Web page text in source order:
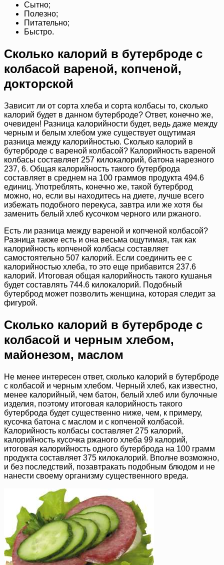
Сытно;
Полезно;
Питательно;
Быстро.
Сколько калорий в бутерброде с
колбасой вареной, копченой,
докторской
Зависит ли от сорта хлеба и сорта колбасы то, сколько
калорий будет в данном бутерброде? Ответ, конечно же,
очевиден! Разница калорийности будет, ведь даже между
черным и белым хлебом уже существует ощутимая
разница между калорийностью. Сколько калорий в
бутерброде с вареной колбасой? Калорийность вареной
колбасы составляет 257 килокалорий, батона нарезного
237, 6. Общая калорийность такого бутерброда
составляет в среднем на 100 граммов продукта 494.6
единиц. Употреблять, конечно же, такой бутерброд
можно, но, если вы находитесь на диете, лучше всего
избежать подобного перекуса, завтра или же хотя бы
заменить белый хлеб кусочком черного или ржаного.
Есть ли разница между вареной и копченой колбасой?
Разница также есть и она весьма ощутимая, так как
калорийность копченой колбасы составляет
самостоятельно 507 калорий. Если соединить ее с
калорийностью хлеба, то это еще прибавится 237.6
калорий. Итоговая общая калорийность такого кушанья
будет составлять 744.6 килокалорий. Подобный
бутерброд может позволить женщина, которая следит за
фигурой.
Сколько калорий в бутерброде с
колбасой и черным хлебом,
майонезом, маслом
Не менее интересен ответ, сколько калорий в бутерброде
с колбасой и черным хлебом. Черный хлеб, как известно,
менее калорийный, чем батон, белый хлеб или булочные
изделия, поэтому итоговая калорийность такого
бутерброда будет существенно ниже, чем, к примеру,
кусочка батона с маслом и с копченой колбасой.
Калорийность колбасы составляет 275 калорий,
калорийность кусочка ржаного хлеба 99 калорий,
итоговая калорийность одного бутерброда на 100 грамм
продукта составляет 375 килокалорий. Вполне возможно,
и без последствий, позавтракать подобным блюдом и не
нанести своему организму существенного вреда.